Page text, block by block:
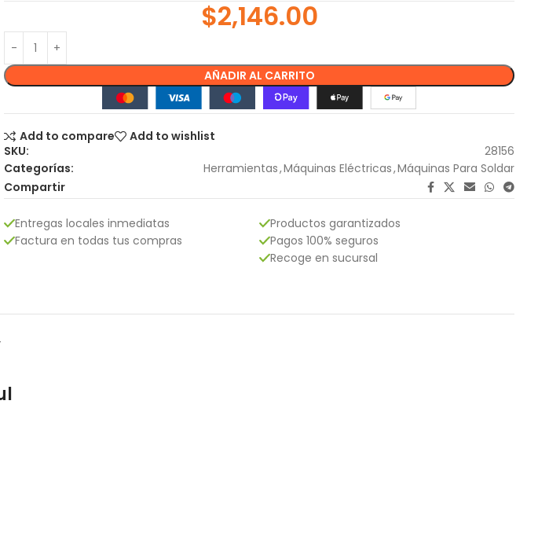
$2,146.00
AÑADIR AL CARRITO
Add to compare
Add to wishlist
SKU:
28156
Categorías:
Herramientas,Máquinas Eléctricas,Máquinas Para Soldar
Compartir
Entregas locales inmediatas
Factura en todas tus compras
Productos garantizados
Pagos 100% seguros
Recoge en sucursal